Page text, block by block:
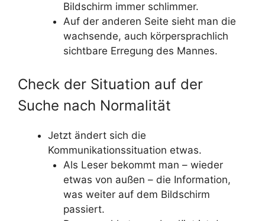
Bildschirm immer schlimmer.
Auf der anderen Seite sieht man die
wachsende, auch körpersprachlich
sichtbare Erregung des Mannes.
Check der Situation auf der
Suche nach Normalität
Jetzt ändert sich die
Kommunikationssituation etwas.
Als Leser bekommt man – wieder
etwas von außen – die Information,
was weiter auf dem Bildschirm
passiert.